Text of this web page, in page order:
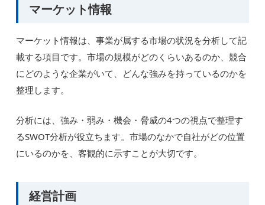
マーケット情報
マーケット情報は、事業が属する市場の状況を分析して記
載する項目です。市場の規模がどのくらいあるのか、競合
にどのような企業がいて、どんな強みを持っているのかを
整理します。
分析には、強み・弱み・機会・脅威の4つの視点で整理す
るSWOT分析が役立ちます。市場のなかで自社がどの位置
にいるのかを、客観的に示すことが大切です。
経営計画